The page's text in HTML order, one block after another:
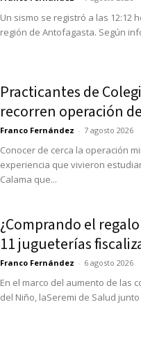
Un sismo se registró a las 12:12
región de Antofagasta. Según
Practicantes de
recorren operación
Franco Fernández - 7 agosto 2026
Conocer de cerca la operación
experiencia que vivieron
Calama que...
¿Comprando el
11 jugueterías
Franco Fernández - 6 agosto 2026
En el marco del aumento de las
del Niño, laSeremi de Salud